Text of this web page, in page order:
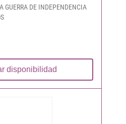
GUERRA DE INDEPENDENCIA
disponibilidad